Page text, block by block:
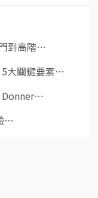
到高階⋯
5大關鍵要素⋯
Donner⋯
⋯